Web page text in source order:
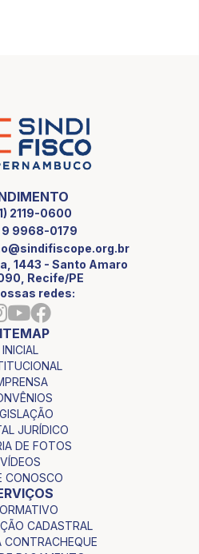
2119-0600
9 9968-0179
1443 - Santo Amaro
Recife/PE
redes:
INICIAL
JURÍDICO
DE FOTOS
VÍDEOS
CONOSCO
CADASTRAL
CONTRACHEQUE